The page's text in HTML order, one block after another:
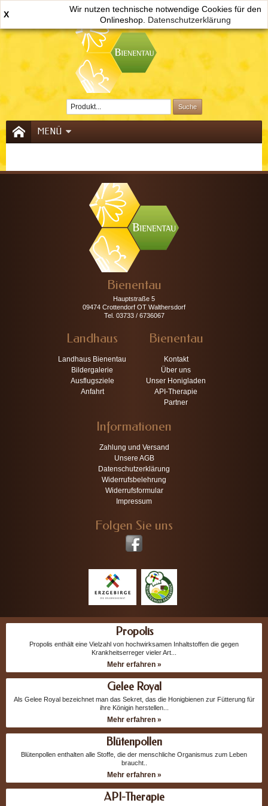
X
Wir nutzen technische notwendige Cookies für den
Onlineshop. Datenschutzerklärung
0
MENÜ
Bienentau
Hauptstraße 5
09474 Crottendorf OT Walthersdorf
Tel. 03733 / 6736067
Landhaus
Landhaus Bienentau
Bildergalerie
Ausflugsziele
Anfahrt
Bienentau
Kontakt
Über uns
Unser Honigladen
API-Therapie
Partner
Informationen
Zahlung und Versand
Unsere AGB
Datenschutzerklärung
Widerrufsbelehrung
Widerrufsformular
Impressum
Folgen Sie uns
Propolis
Propolis enthält eine Vielzahl von hochwirksamen Inhaltstoffen die gegen
Krankheitserreger vieler Art...
Mehr erfahren »
Gelee Royal
Als Gelee Royal bezeichnet man das Sekret, das die Honigbienen zur Fütterung für
ihre Königin herstellen...
Mehr erfahren »
Blütenpollen
Blütenpollen enthalten alle Stoffe, die der menschliche Organismus zum Leben
braucht..
Mehr erfahren »
API-Therapie